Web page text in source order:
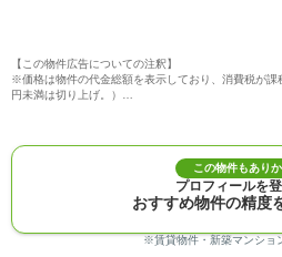
【この物件広告についての注釈】
※価格は物件の代金総額を表示しており、消費税が
円未満は切り上げ。）
※写真に写っている、またはパース（絵）や間取り図
※建築条件付き土地価格には、建物価格は含まれませ
※物件情報は、原則として情報提供日の２日前に最終
※完成予想図はいずれも外構、植栽、外観等実際のも
※モデルルーム・モデルハウス・展示場・ショールー
※ＣＧ合成の画像の場合、実際とは多少異なる場合が
※物件特徴：販売戸数が複数の物件は、全ての住戸に
この物件もありか
プロフィールを
おすすめ物件の精度
※賃貸物件・新築マンショ